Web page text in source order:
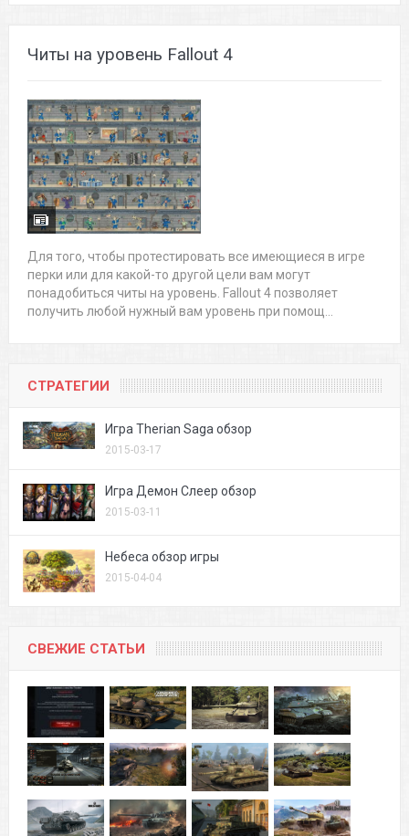
Читы на уровень Fallout 4
Для того, чтобы протестировать все имеющиеся в игре
перки или для какой-то другой цели вам могут
понадобиться читы на уровень. Fallout 4 позволяет
получить любой нужный вам уровень при помощ...
СТРАТЕГИИ
Игра Therian Saga обзор
2015-03-17
Игра Демон Слеер обзор
2015-03-11
Небеса обзор игры
2015-04-04
СВЕЖИЕ СТАТЬИ